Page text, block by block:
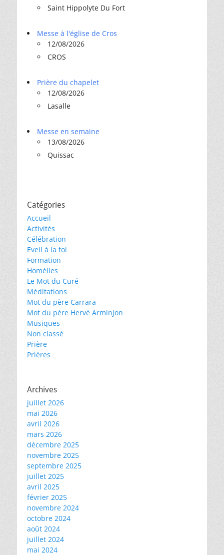
Saint Hippolyte Du Fort
Messe à l'église de Cros
12/08/2026
CROS
Prière du chapelet
12/08/2026
Lasalle
Messe en semaine
13/08/2026
Quissac
Catégories
Accueil
Activités
Célébration
Eveil à la foi
Formation
Homélies
Le Mot du Curé
Méditations
Mot du père Carrara
Mot du père Hervé Arminjon
Musiques
Non classé
Prière
Prières
Archives
juillet 2026
mai 2026
avril 2026
mars 2026
décembre 2025
novembre 2025
septembre 2025
juillet 2025
avril 2025
février 2025
novembre 2024
octobre 2024
août 2024
juillet 2024
mai 2024